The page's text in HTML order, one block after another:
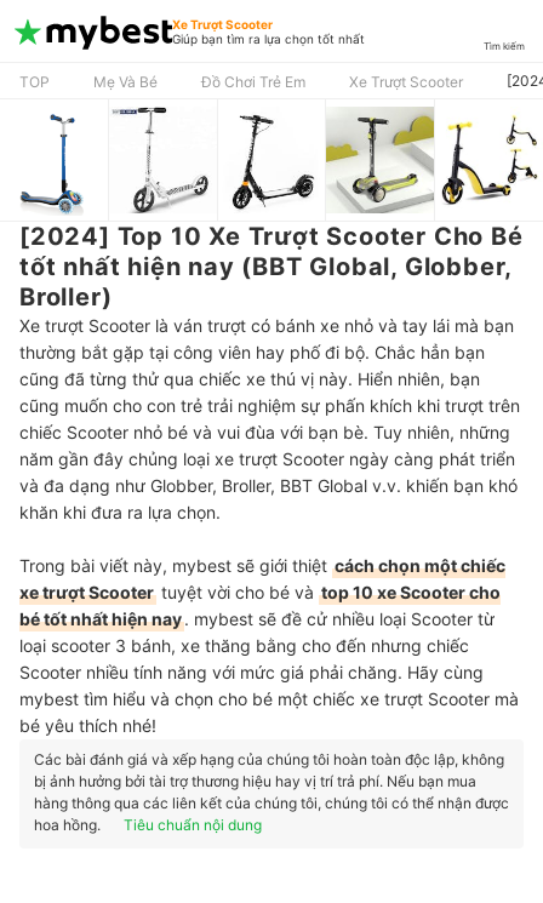
Xe Trượt Scooter
Giúp bạn tìm ra lựa chọn tốt nhất
Tìm kiếm
TOP Mẹ Và Bé Đồ Chơi Trẻ Em Xe Trượt Scooter
[2024] Top 10 Xe Trượt Scooter Cho Bé
tốt nhất hiện nay (BBT Global, Globber,
Broller)
Xe trượt Scooter là ván trượt có bánh xe nhỏ và tay lái mà bạn
thường bắt gặp tại công viên hay phố đi bộ. Chắc hẳn bạn
cũng đã từng thử qua chiếc xe thú vị này. Hiển nhiên, bạn
cũng muốn cho con trẻ trải nghiệm sự phấn khích khi trượt trên
chiếc Scooter nhỏ bé và vui đùa với bạn bè. Tuy nhiên, những
năm gần đây chủng loại xe trượt Scooter ngày càng phát triển
và đa dạng như Globber, Broller, BBT Global v.v. khiến bạn khó
khăn khi đưa ra lựa chọn.
Trong bài viết này, mybest sẽ giới thiệt cách chọn một chiếc
xe trượt Scooter tuyệt vời cho bé và top 10 xe Scooter cho
bé tốt nhất hiện nay. mybest sẽ đề cử nhiều loại Scooter từ
loại scooter 3 bánh, xe thăng bằng cho đến nhưng chiếc
Scooter nhiều tính năng với mức giá phải chăng. Hãy cùng
mybest tìm hiểu và chọn cho bé một chiếc xe trượt Scooter mà
bé yêu thích nhé!
Các bài đánh giá và xếp hạng của chúng tôi hoàn toàn độc lập, không
bị ảnh hưởng bởi tài trợ thương hiệu hay vị trí trả phí. Nếu bạn mua
hàng thông qua các liên kết của chúng tôi, chúng tôi có thể nhận được
hoa hồng.
Tiêu chuẩn nội dung